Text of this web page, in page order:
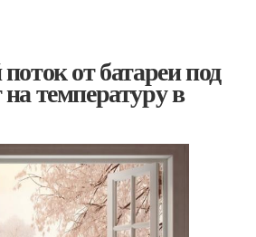
от батареи под
температуру в